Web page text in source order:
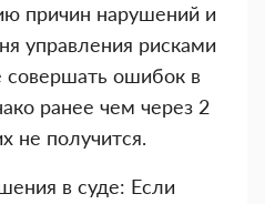
причин нарушений и
управления рисками
ошибок в
ранее чем через 2
не получится.
в суде: Если